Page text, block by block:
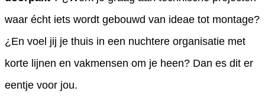
waar écht iets wordt gebouwd van ideae tot montage?
¿En voel jij je thuis in een nuchtere organisatie met
korte lijnen en vakmensen om je heen? Dan es dit er
eentje voor jou.